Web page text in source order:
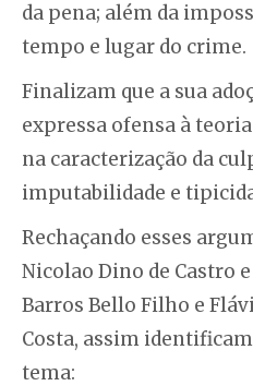
da pena; além da
tempo e lugar do crime.
Finalizam que a sua
expressa ofensa à
na caracterização da
imputabilidade e
Rechaçando esses
Nicolao Dino de Castro
Barros Bello Filho e
Costa, assim
tema: